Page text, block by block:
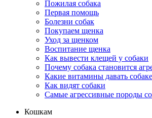
Пожилая собака
Первая помощь
Болезни собак
Покупаем щенка
Уход за щенком
Воспитание щенка
Как вывести клещей у собаки
Почему собака становится
Какие витамины давать собаке
Как видят собаки
Самые агрессивные породы
Кошкам